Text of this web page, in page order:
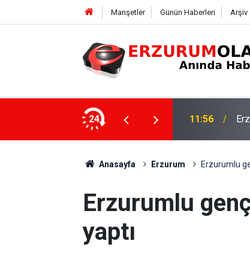
Manşetler Günün Haberleri Arşiv
24 11:50
Anasayfa Erzurum Erzurumlu
Erzurumlu
yaptı